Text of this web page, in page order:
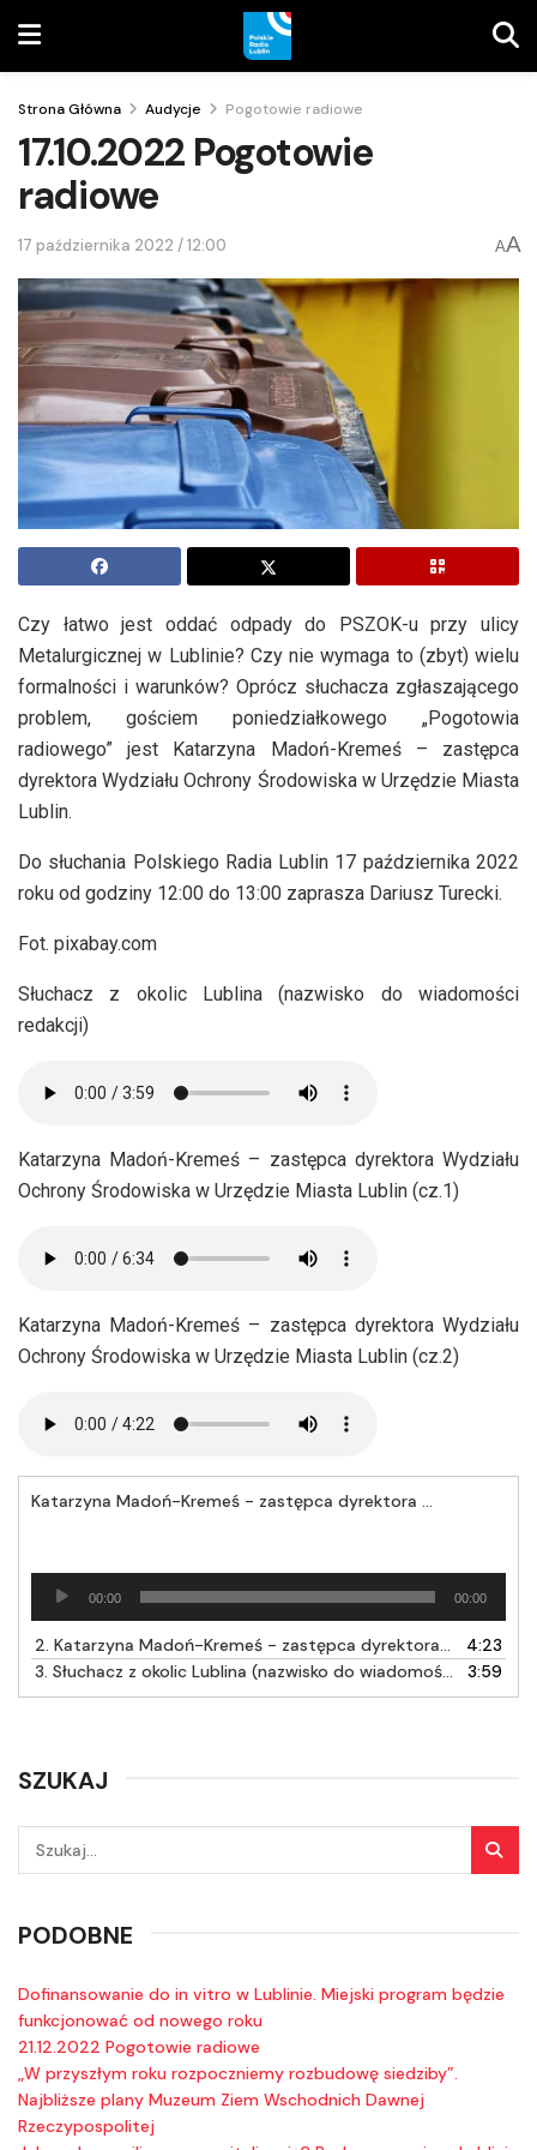
Strona Główna Audycje Pogotowie radiowe
17.10.2022 Pogotowie
radiowe
17 października 2022 / 12:00 AA
Czy łatwo jest oddać odpady do PSZOK-u przy ulicy
Metalurgicznej w Lublinie? Czy nie wymaga to (zbyt) wielu
formalności i warunków? Oprócz słuchacza zgłaszającego
problem, gościem poniedziałkowego „Pogotowia
radiowego” jest Katarzyna Madoń-Kremeś – zastępca
dyrektora Wydziału Ochrony Środowiska w Urzędzie Miasta
Lublin.
Do słuchania Polskiego Radia Lublin 17 października 2022
roku od godziny 12:00 do 13:00 zaprasza Dariusz Turecki.
Fot. pixabay.com
Słuchacz z okolic Lublina (nazwisko do wiadomości
redakcji)
Katarzyna Madoń-Kremeś – zastępca dyrektora Wydziału
Ochrony Środowiska w Urzędzie Miasta Lublin (cz.1)
Katarzyna Madoń-Kremeś – zastępca dyrektora Wydziału
Ochrony Środowiska w Urzędzie Miasta Lublin (cz.2)
Katarzyna Madoń-Kremeś - zastępca dyrektora Wydziału Ochrony Środowiska w Urzędzie Miasta Lublin (cz.1)
Odtwarzacz
plików
dźwiękowych
00:00 00:00
2. Katarzyna Madoń-Kremeś - zastępca dyrektora Wydziału Ochrony Środowiska w Urzędzie Miasta Lublin (cz.2)
4:23
3. Słuchacz z okolic Lublina (nazwisko do wiadomości redakcji) 3:59
SZUKAJ
PODOBNE
Dofinansowanie do in vitro w Lublinie. Miejski program będzie
funkcjonować od nowego roku
21.12.2022 Pogotowie radiowe
„W przyszłym roku rozpoczniemy rozbudowę siedziby”.
Najbliższe plany Muzeum Ziem Wschodnich Dawnej
Rzeczypospolitej